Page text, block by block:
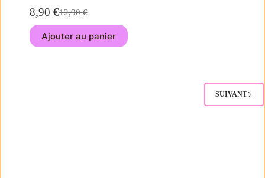
12,90€
8,90 €
Ajouter au panier
SUIVANT